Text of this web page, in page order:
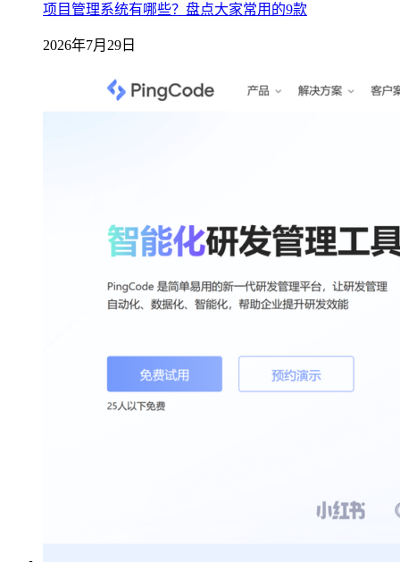
项目管理系统有哪些？盘点大家常用的9款
2026年7月29日